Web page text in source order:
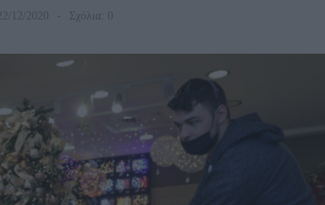
12/2020 Σχόλια: 0